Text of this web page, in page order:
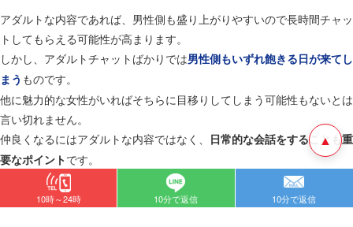
アダルトな内容であれば、男性側も盛り上がりやすいので長時間チャッ
トしてもらえる可能性が高まります。
しかし、アダルトチャットばかりでは男性側もいずれ飽きる日が来てし
まう ものです。
他に魅力的な女性がいればそちらに目移りしてしまう可能性もないとは
言い切れません。
仲良くなるにはアダルトな内容ではなく、
日常的な会話をすることも重
要なポイントです。
お互いのことを知れば知るほど、会話の内容にも深みが増していきま
▲
10時～24時 10分で返信 10分で返信